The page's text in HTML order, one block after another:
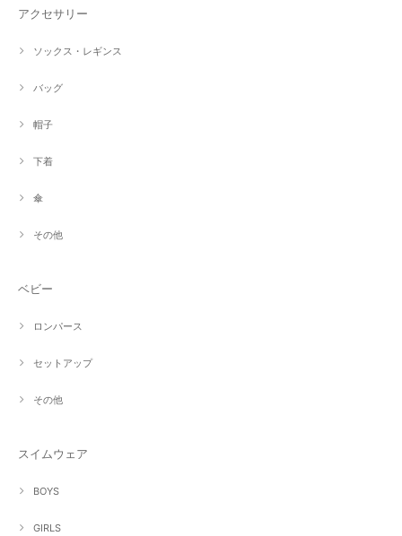
アクセサリー
ソックス・レギンス
バッグ
帽子
下着
傘
その他
ベビー
ロンパース
セットアップ
その他
スイムウェア
BOYS
GIRLS